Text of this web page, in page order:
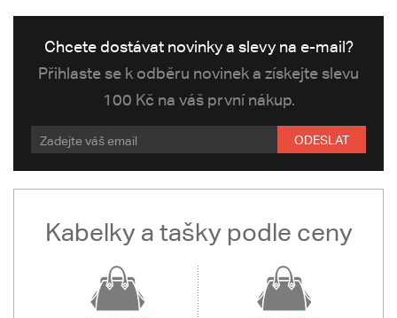
Chcete dostávat novinky a slevy na e-mail?
Přihlaste se k odběru novinek a získejte slevu
100 Kč na váš první nákup.
ODESLAT
Kabelky a tašky podle ceny